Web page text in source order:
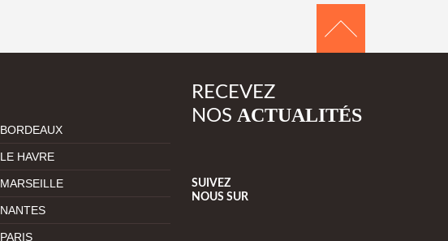
BORDEAUX
LE HAVRE
MARSEILLE
NANTES
PARIS
RECEVEZ
NOS ACTUALITÉS
SUIVEZ
NOUS SUR